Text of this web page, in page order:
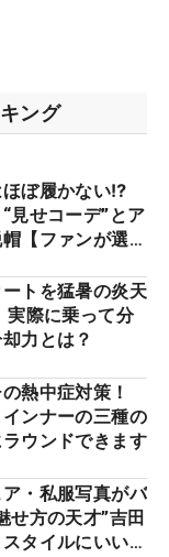
ング
ぼ履かない⁉
見せコーデ”とア
【ファンが選ぶ
トを猛暑の炎天
実際に乗って分
力とは？
熱中症対策！
ンナーの三種の
ウンドできます
・私服写真がバ
方の天才”吉田
タイルにいい